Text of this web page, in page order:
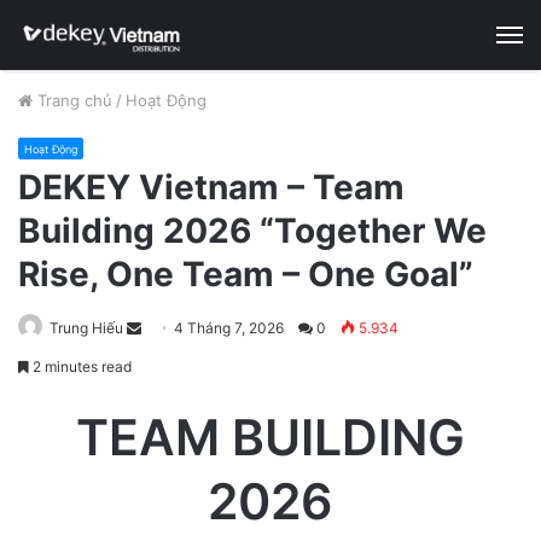
Trang chủ / Hoạt Động
Hoạt Động
DEKEY Vietnam – Team
Building 2026 “Together We
Rise, One Team – One Goal”
Trung Hiếu
a
4 Tháng 7, 2026 0 5.934
2 minutes read
TEAM BUILDING
2026